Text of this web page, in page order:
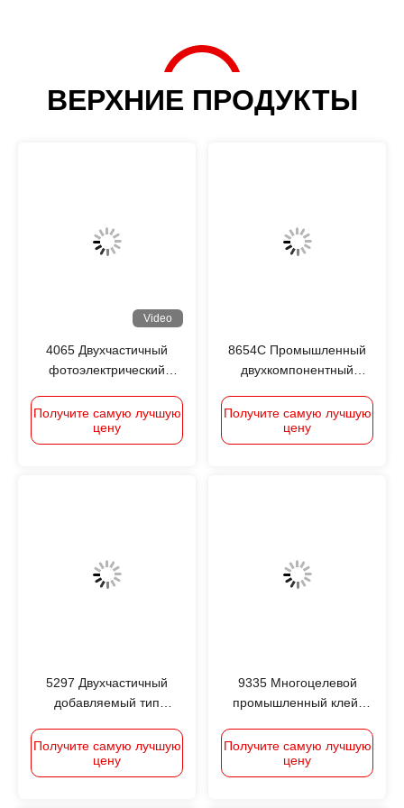
разработанное для удовлетворения строгих
ВЕРХНИЕ ПРОДУКТЫ
Video
4065 Двухчастичный
фотоэлектрический
отвержкой RTV
Силиконовый
герметизатор для
Получите самую лучшую
цену
8654C Промышленный
двухкомпонентный
структурный клей для
батарей
Получите самую лучшую
цену
5297 Двухчастичный
добавляемый тип
W/M·K
Теплопроводящий
UL94V-0, белый и белый
Получите самую лучшую
цену
9335 Многоцелевой
промышленный клей,
силиконовый
герметизатор для дверей
и окон
Получите самую лучшую
цену